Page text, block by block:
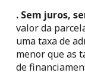
. Sem juros,
valor da
uma taxa de
menor que as
de